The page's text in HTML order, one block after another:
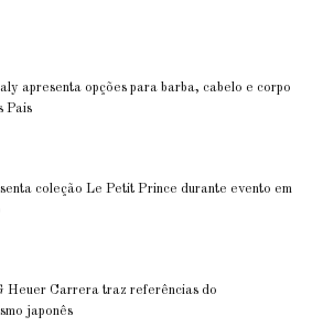
apresenta opções para barba, cabelo e corpo
Pais
coleção Le Petit Prince durante evento em
Heuer Carrera traz referências do
japonês